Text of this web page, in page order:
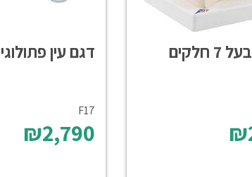
דגם עין פתולוגי
F17
₪2,790